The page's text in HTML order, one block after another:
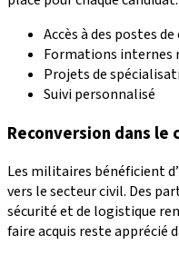
Accès à des postes
Formations internes
Projets de
Suivi personnalisé
Reconversion dans le
Les militaires bénéficient
vers le secteur civil. Des
sécurité et de logistique
faire acquis reste apprécié